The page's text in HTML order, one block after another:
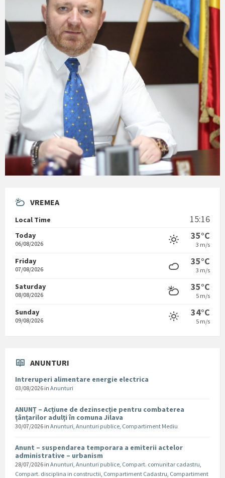
VREMEA
Local Time 15:16
Today
06/08/2026
35°C
3 m/s
Friday
07/08/2026
35°C
3 m/s
Saturday
08/08/2026
35°C
5 m/s
Sunday
09/08/2026
34°C
5 m/s
ANUNTURI
Intreruperi alimentare energie electrica
03/08/2026 in Anunturi
ANUNȚ – Acțiune de dezinsecție pentru combaterea
țânțarilor adulți în comuna Jilava
30/07/2026 in Anunturi, Anunturi publice, Compartiment Mediu
Anunt – suspendarea temporara a emiterii actelor
administrative – urbanism
28/07/2026 in Anunturi, Anunturi publice, Compart. comunitar cadastru,
Compart. disciplina in constructii, Compartiment Cadastru, Compartiment